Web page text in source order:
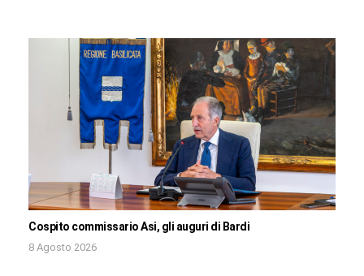
Cospito commissario Asi, gli auguri di Bardi
8 Agosto 2026